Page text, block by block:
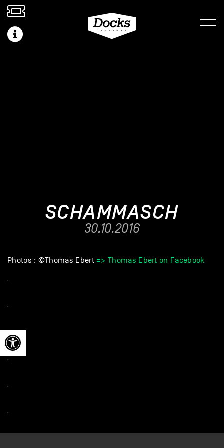
Ouvrir la barre d’outils
SCHAMMASCH
30.10.2016
Photos : ©Thomas Ebert => Thomas Ebert on Facebook